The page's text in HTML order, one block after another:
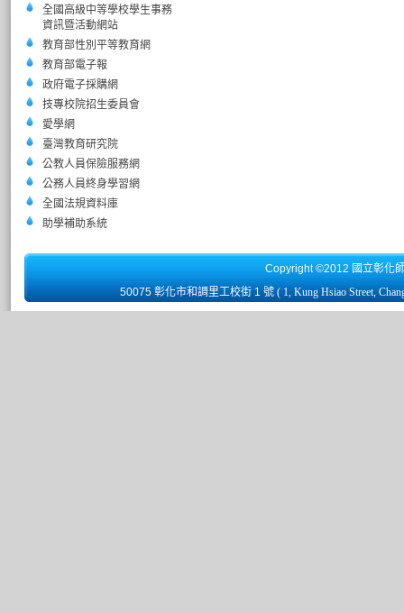
全國高級中等學校學生事務
資訊暨活動網站
教育部性別平等教育網
教育部電子報
政府電子採購網
技專校院招生委員會
愛學網
臺灣教育研究院
公教人員保險服務網
公務人員終身學習網
全國法規資料庫
助學補助系統
Copyright ©2012 國立彰化
50075 彰化市和調里工校街 1 號 ( 1, Kung Hsiao Street,